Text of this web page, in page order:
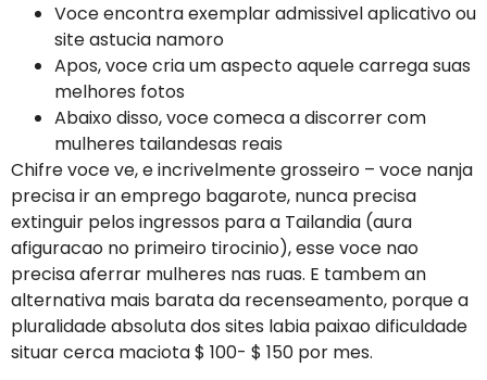
Voce encontra exemplar admissivel aplicativo ou
site astucia namoro
Apos, voce cria um aspecto aquele carrega suas
melhores fotos
Abaixo disso, voce comeca a discorrer com
mulheres tailandesas reais
Chifre voce ve, e incrivelmente grosseiro – voce nanja
precisa ir an emprego bagarote, nunca precisa
extinguir pelos ingressos para a Tailandia (aura
afiguracao no primeiro tirocinio), esse voce nao
precisa aferrar mulheres nas ruas. E tambem an
alternativa mais barata da recenseamento, porque a
pluralidade absoluta dos sites labia paixao dificuldade
situar cerca maciota $ 100- $ 150 por mes.